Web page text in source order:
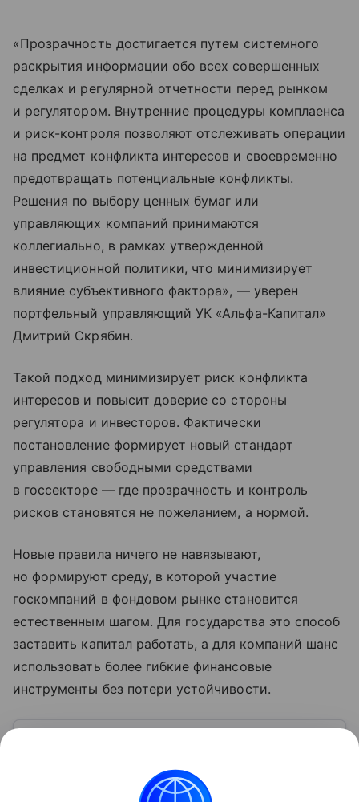
«Прозрачность достигается путем системного
раскрытия информации обо всех совершенных
сделках и регулярной отчетности перед рынком
и регулятором. Внутренние процедуры комплаенса
и риск-контроля позволяют отслеживать операции
на предмет конфликта интересов и своевременно
предотвращать потенциальные конфликты.
Решения по выбору ценных бумаг или
управляющих компаний принимаются
коллегиально, в рамках утвержденной
инвестиционной политики, что минимизирует
влияние субъективного фактора», — уверен
портфельный управляющий УК «Альфа-Капитал»
Дмитрий Скрябин.
Такой подход минимизирует риск конфликта
интересов и повысит доверие со стороны
регулятора и инвесторов. Фактически
постановление формирует новый стандарт
управления свободными средствами
в госсекторе — где прозрачность и контроль
рисков становятся не пожеланием, а нормой.
Новые правила ничего не навязывают,
но формируют среду, в которой участие
госкомпаний в фондовом рынке становится
естественным шагом. Для государства это способ
заставить капитал работать, а для компаний шанс
использовать более гибкие финансовые
инструменты без потери устойчивости.
Мы используем деньги в повседневной жизни